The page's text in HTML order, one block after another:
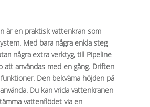
är en praktisk vattenkran som
Med bara några enkla steg
några extra verktyg, till Pipeline
att användas med en gång. Driften
Den bekväma höjden på
Du kan vrida vattenkranen
vattenflödet via en